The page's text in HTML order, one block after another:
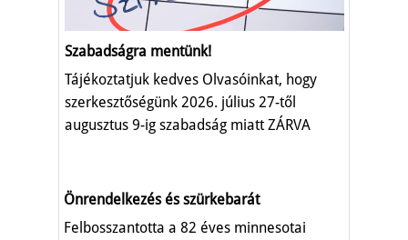
Szabadságra mentünk!
Tájékoztatjuk kedves Olvasóinkat, hogy
szerkesztőségünk 2026. július 27-től
augusztus 9-ig szabadság miatt ZÁRVA
Önrendelkezés és szürkebarát
Felbosszantotta a 82 éves minnesotai